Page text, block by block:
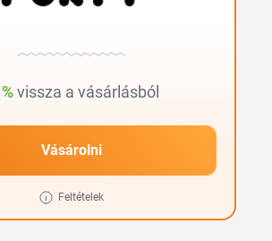
% vissza a vásárlásból
Vásárolni
Feltételek